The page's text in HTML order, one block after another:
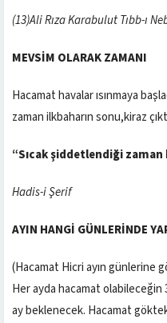
(13)Ali Rıza Karabulut Tıbb-ı
MEVSİM OLARAK ZAMANI
Hacamat havalar ısınmaya
zaman ilkbaharın sonu,kiraz
“Sıcak şiddetlendiği
Hadis-i Şerif
AYIN HANGİ GÜNLERİNDE
(Hacamat Hicri ayın günlerine
Her ayda hacamat
ay beklenecek. Hacamat